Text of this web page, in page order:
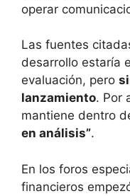
operar
Las fuentes
desarrollo estaría
evaluación, pero
lanzamiento. Por
mantiene dentro
en análisis”.
En los foros
financieros